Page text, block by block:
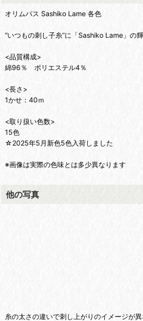
オリムパス Sashiko Lame 各色
“いつもの刺し子糸”に「Sashiko Lame」の
<品質構成>
綿96％ ポリエステル4％
<長さ>
1かせ：40ｍ
<取り扱い色数>
15色
☆2025年5月新色5色入荷しました
※画像は実際の色味とは多少異なります
他の写真
糸の太さの違いで刺し上がりのイメージが